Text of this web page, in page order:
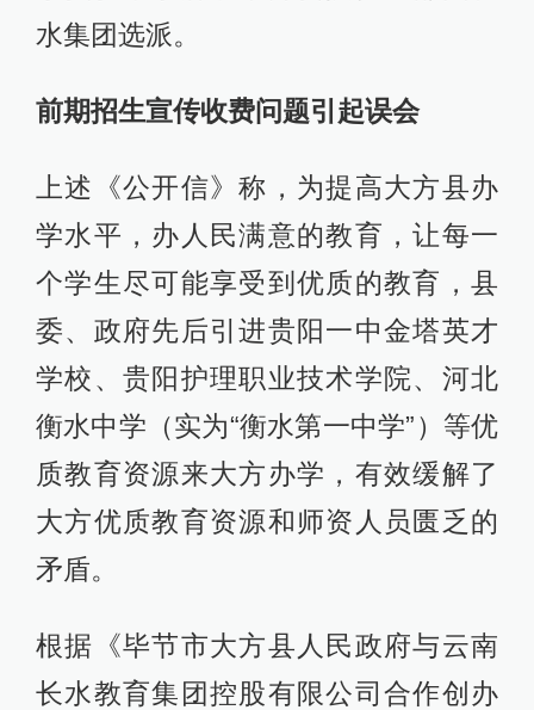
水集团选派。
前期招生宣传收费问题引起误会
上述《公开信》称，为提高大方县办
学水平，办人民满意的教育，让每一
个学生尽可能享受到优质的教育，县
委、政府先后引进贵阳一中金塔英才
学校、贵阳护理职业技术学院、河北
衡水中学（实为“衡水第一中学”）等优
质教育资源来大方办学，有效缓解了
大方优质教育资源和师资人员匮乏的
矛盾。
根据《毕节市大方县人民政府与云南
长水教育集团控股有限公司合作创办